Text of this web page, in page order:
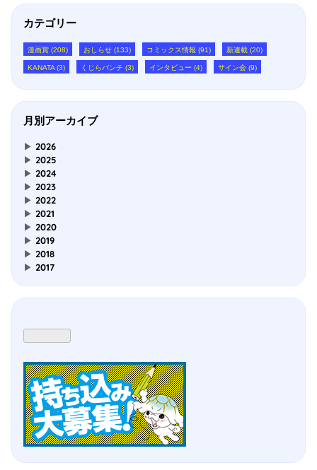
カテゴリー
漫画賞 (208) おしらせ (133) コミックス情報 (91) 新連載 (20)
KANATA (3) くじらバンチ (3) インタビュー (4) サイン会 (9)
月別アーカイブ
▶ 2026
▶ 2025
▶ 2024
▶ 2023
▶ 2022
▶ 2021
▶ 2020
▶ 2019
▶ 2018
▶ 2017